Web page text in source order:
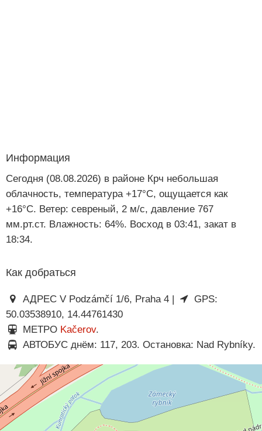
Информация
Сегодня (08.08.2026) в районе Крч небольшая
облачность, температура +17°C, ощущается как
+16°C. Ветер: севреный, 2 м/с, давление 767
мм.рт.ст. Влажность: 64%. Восход в 03:41, закат в
18:34.
Как добраться
АДРЕС V Podzámčí 1/6, Praha 4 |
GPS:
50.03538910, 14.44761430
МЕТРО Kačerov.
АВТОБУС днём: 117, 203. Остановка: Nad Rybníky.